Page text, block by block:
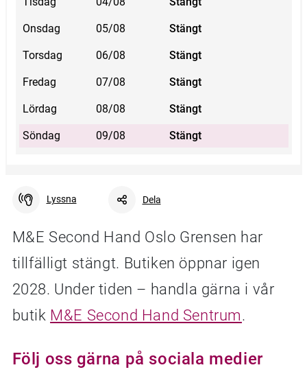
Lyssna Dela
M&E Second Hand Oslo Grensen har
tillfälligt stängt. Butiken öppnar igen
2028. Under tiden – handla gärna i vår
butik M&E Second Hand Sentrum.
Följ oss gärna på sociala medier
Onsdag 05/08 Stängt
Torsdag 06/08 Stängt
Fredag 07/08 Stängt
Lördag 08/08 Stängt
Söndag 09/08 Stängt